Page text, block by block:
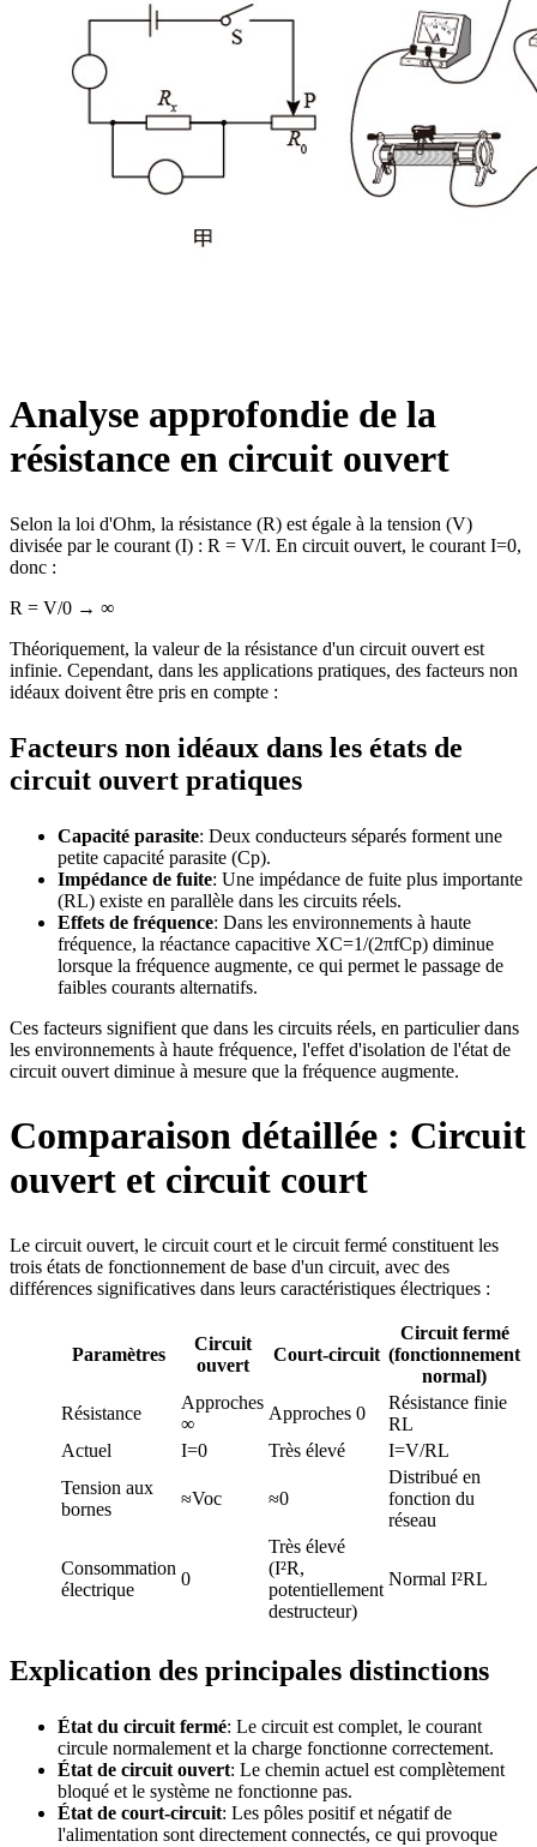
Analyse approfondie de la
résistance en circuit ouvert
Selon la loi d'Ohm, la résistance (R) est égale à la tension (V)
divisée par le courant (I) : R = V/I. En circuit ouvert, le courant I=0,
donc :
R = V/0 → ∞
Théoriquement, la valeur de la résistance d'un circuit ouvert est
infinie. Cependant, dans les applications pratiques, des facteurs non
idéaux doivent être pris en compte :
Facteurs non idéaux dans les états de
circuit ouvert pratiques
Capacité parasite: Deux conducteurs séparés forment une
petite capacité parasite (Cp).
Impédance de fuite: Une impédance de fuite plus importante
(RL) existe en parallèle dans les circuits réels.
Effets de fréquence: Dans les environnements à haute
fréquence, la réactance capacitive XC=1/(2πfCp) diminue
lorsque la fréquence augmente, ce qui permet le passage de
faibles courants alternatifs.
Ces facteurs signifient que dans les circuits réels, en particulier dans
les environnements à haute fréquence, l'effet d'isolation de l'état de
circuit ouvert diminue à mesure que la fréquence augmente.
Comparaison détaillée : Circuit
ouvert et circuit court
Le circuit ouvert, le circuit court et le circuit fermé constituent les
trois états de fonctionnement de base d'un circuit, avec des
différences significatives dans leurs caractéristiques électriques :
Paramètres
Circuit
ouvert
Court-circuit
Circuit fermé
(fonctionnement
normal)
Résistance
Approches
∞
Approches 0
Résistance finie
RL
Actuel
I=0 Très élevé
I=V/RL
Tension aux
bornes
≈Voc ≈0
Distribué en
fonction du
réseau
Consommation
électrique
0
Très élevé
(I²R,
potentiellement
destructeur)
Normal I²RL
Explication des principales distinctions
État du circuit fermé: Le circuit est complet, le courant
circule normalement et la charge fonctionne correctement.
État de circuit ouvert: Le chemin actuel est complètement
bloqué et le système ne fonctionne pas.
État de court-circuit: Les pôles positif et négatif de
l'alimentation sont directement connectés, ce qui provoque